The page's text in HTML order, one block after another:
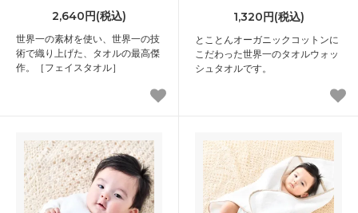
2,640円(税込)
世界一の素材を使い、世界一の技
術で織り上げた、タオルの最高傑
作。［フェイスタオル］
1,320円(税込)
とことんオーガニックコットンに
こだわった世界一のタオルウォッ
シュタオルです。